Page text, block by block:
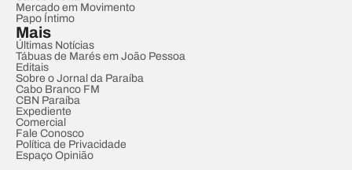
Mercado em Movimento
Papo Íntimo
Mais
Últimas Notícias
Tábuas de Marés em João Pessoa
Editais
Sobre o Jornal da Paraíba
Cabo Branco FM
CBN Paraíba
Expediente
Comercial
Fale Conosco
Política de Privacidade
Espaço Opinião